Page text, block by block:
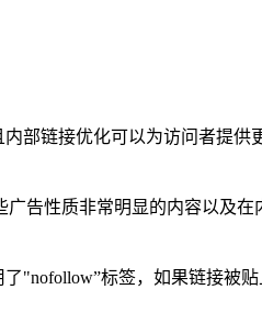
部链接优化可以为访问者提供
告性质非常明显的内容以及在
"nofollow”标签，如果链接被